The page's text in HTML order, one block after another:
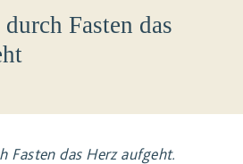
Fasten das
Fasten das Herz aufgeht.